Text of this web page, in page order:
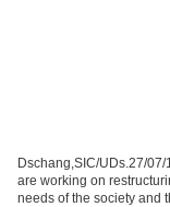
Dschang,SIC/UDs.27/
are working on
needs of the society and